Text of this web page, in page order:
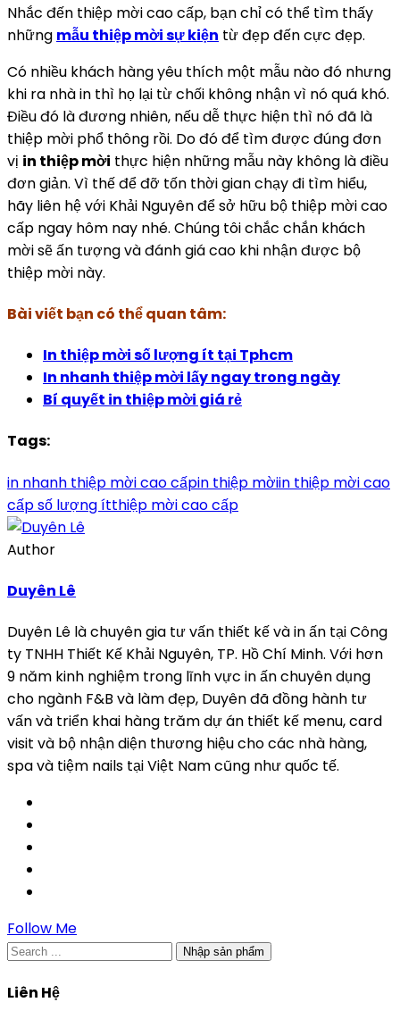
Nhắc đến thiệp mời cao cấp, bạn chỉ có thể tìm thấy
những mẫu thiệp mời sự kiện từ đẹp đến cực đẹp.
Có nhiều khách hàng yêu thích một mẫu nào đó nhưng
khi ra nhà in thì họ lại từ chối không nhận vì nó quá khó.
Điều đó là đương nhiên, nếu dễ thực hiện thì nó đã là
thiệp mời phổ thông rồi. Do đó để tìm được đúng đơn
vị in thiệp mời thực hiện những mẫu này không là điều
đơn giản. Vì thế để đỡ tốn thời gian chạy đi tìm hiểu,
hãy liên hệ với Khải Nguyên để sở hữu bộ thiệp mời cao
cấp ngay hôm nay nhé. Chúng tôi chắc chắn khách
mời sẽ ấn tượng và đánh giá cao khi nhận được bộ
thiệp mời này.
Bài viết bạn có thể quan tâm:
In thiệp mời số lượng ít tại Tphcm
In nhanh thiệp mời lấy ngay trong ngày
Bí quyết in thiệp mời giá rẻ
Tags:
in nhanh thiệp mời cao cấpin thiệp mờiin thiệp mời cao
cấp số lượng ítthiệp mời cao cấp
Author
Duyên Lê
Duyên Lê là chuyên gia tư vấn thiết kế và in ấn tại Công
ty TNHH Thiết Kế Khải Nguyên, TP. Hồ Chí Minh. Với hơn
9 năm kinh nghiệm trong lĩnh vực in ấn chuyên dụng
cho ngành F&B và làm đẹp, Duyên đã đồng hành tư
vấn và triển khai hàng trăm dự án thiết kế menu, card
visit và bộ nhận diện thương hiệu cho các nhà hàng,
spa và tiệm nails tại Việt Nam cũng như quốc tế.
Follow Me
Nhập sản phẩm
Liên Hệ